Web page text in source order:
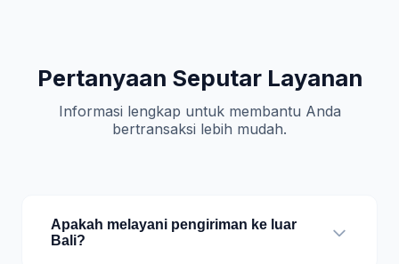
Pertanyaan Seputar Layanan
Informasi lengkap untuk membantu Anda
bertransaksi lebih mudah.
Apakah melayani pengiriman ke luar
Bali?